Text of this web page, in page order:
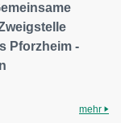
Pforzheim -
mehr